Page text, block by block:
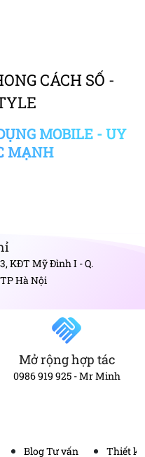
CÁCH SỐ -
MOBILE - UY
MẠNH
KĐT Mỹ Đình I - Q.
Hà Nội
Mở rộng hợp tác
0986 919 925 - Mr Minh
Blog Tư vấn Thiết